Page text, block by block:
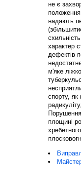
не є
положення
надають
характер
дефектів
м'яке
спорту, як
площині